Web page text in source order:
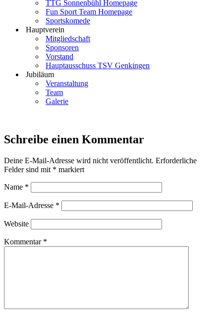
TTG Sonnenbühl Homepage
Fun Sport Team Homepage
Sportskomede
Hauptverein
Mitgliedschaft
Sponsoren
Vorstand
Hauptausschuss TSV Genkingen
Jubiläum
Veranstaltung
Team
Galerie
Schreibe einen Kommentar
Deine E-Mail-Adresse wird nicht veröffentlicht. Erforderliche
Felder sind mit * markiert
Name *
E-Mail-Adresse *
Website
Kommentar *